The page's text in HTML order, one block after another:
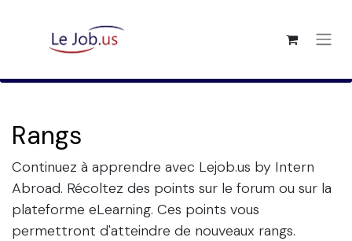
Rangs
Continuez à apprendre avec Lejob.us by Intern
Abroad. Récoltez des points sur le forum ou sur la
plateforme eLearning. Ces points vous
permettront d'atteindre de nouveaux rangs.